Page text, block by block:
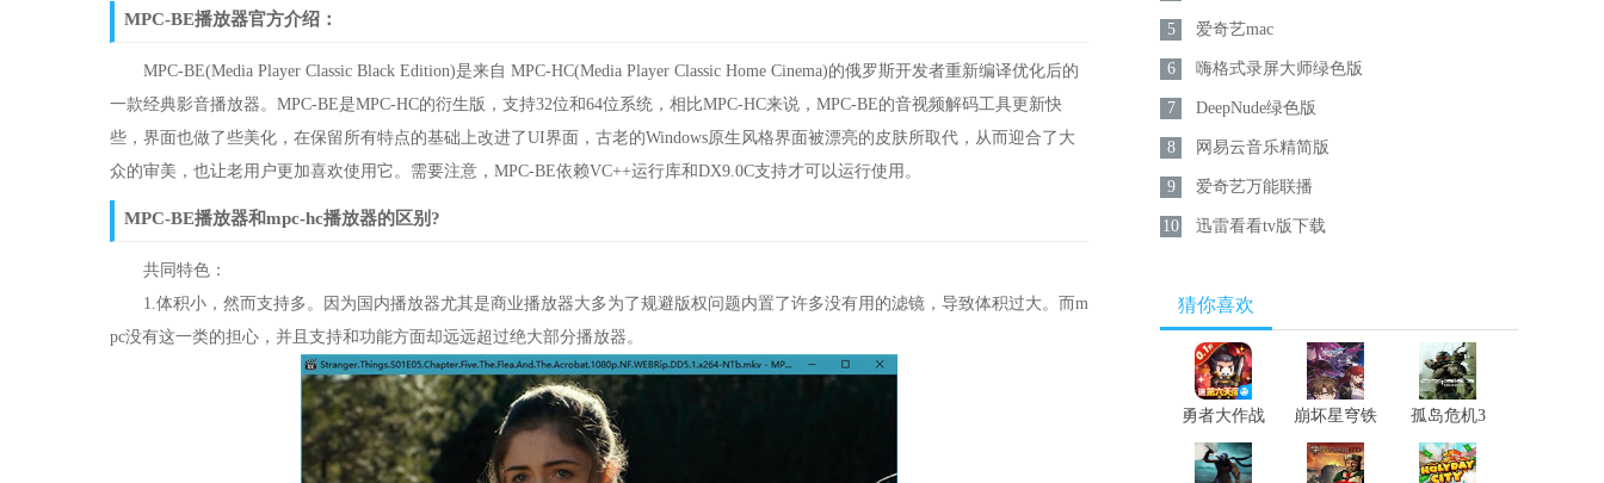
MPC-BE播放器官方介绍：
MPC-BE(Media Player Classic Black Edition)是来自 MPC-HC(Media Player Classic Home Cinema)的俄罗斯开发者重新编译优化后的
一款经典影音播放器。MPC-BE是MPC-HC的衍生版，支持32位和64位系统，相比MPC-HC来说，MPC-BE的音视频解码工具更新快
些，界面也做了些美化，在保留所有特点的基础上改进了UI界面，古老的Windows原生风格界面被漂亮的皮肤所取代，从而迎合了大
众的审美，也让老用户更加喜欢使用它。需要注意，MPC-BE依赖VC++运行库和DX9.0C支持才可以运行使用。
MPC-BE播放器和mpc-hc播放器的区别?
共同特色：
1.体积小，然而支持多。因为国内播放器尤其是商业播放器大多为了规避版权问题内置了许多没有用的滤镜，导致体积过大。而m
pc没有这一类的担心，并且支持和功能方面却远远超过绝大部分播放器。
5 爱奇艺mac
6 嗨格式录屏大师绿色版
7 DeepNude绿色版
8 网易云音乐精简版
9 爱奇艺万能联播
10 迅雷看看tv版下载
猜你喜欢
勇者大作战
崩坏星穹铁
孤岛危机3